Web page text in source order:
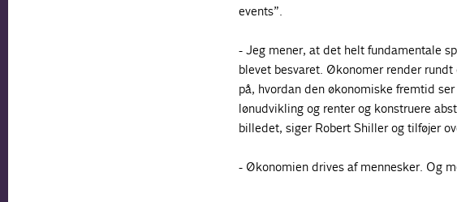
events”.
- Jeg mener, at det helt fundamentale
blevet besvaret. Økonomer render
på, hvordan den økonomiske fremtid
lønudvikling og renter og konstruere
billedet, siger Robert Shiller og tilføjer
- Økonomien drives af mennesker. Og